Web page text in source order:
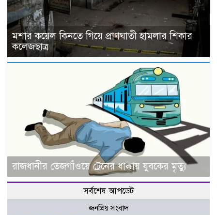
মশার কয়েল কিনতে গিয়ে প্রাণঘাতী হামলার শিকার
কলেজছাত্র
রাজধানীর তেজগাঁওয়ে ট্রেনের ধাক্কায় যুবকের মৃত্যু
সর্বশেষ আপডেট
জনপ্রিয় সংবাদ